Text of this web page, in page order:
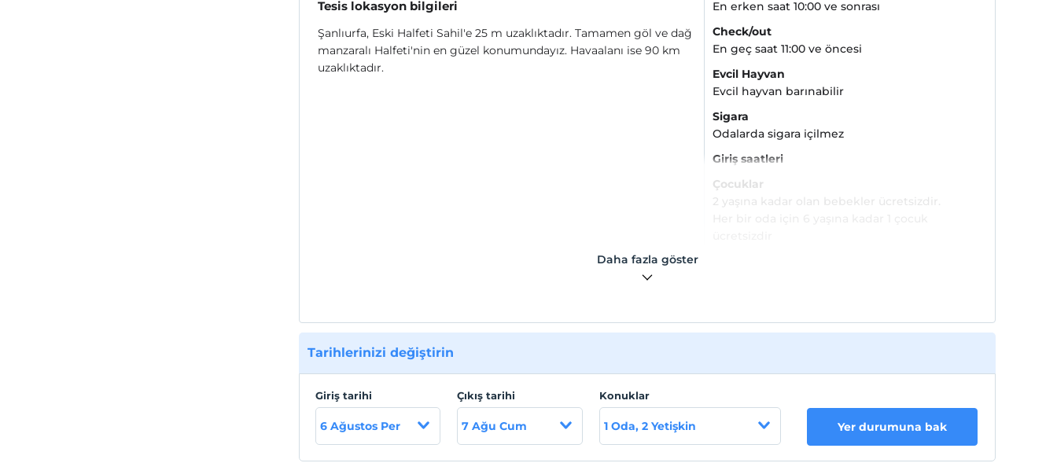
Tesis lokasyon bilgileri
Şanlıurfa, Eski Halfeti Sahil'e 25 m uzaklıktadır. Tamamen göl ve dağ
manzaralı Halfeti'nin en güzel konumundayız. Havaalanı ise 90 km
uzaklıktadır.
En erken saat 10:00 ve sonrası
Check/out
En geç saat 11:00 ve öncesi
Evcil Hayvan
Evcil hayvan barınabilir
Sigara
Odalarda sigara içilmez
Giriş saatleri
Çocuklar
2 yaşına kadar olan bebekler ücretsizdir.
Daha fazla göster
Tarihlerinizi değiştirin
Giriş tarihi
6 Ağustos Per
Çıkış tarihi
7 Ağu Cum
Konuklar
1 Oda, 2 Yetişkin Yer durumuna bak